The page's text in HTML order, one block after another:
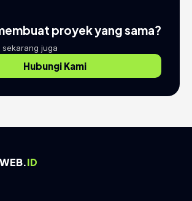
proyek yang sama?
sekarang juga
Hubungi Kami
ID